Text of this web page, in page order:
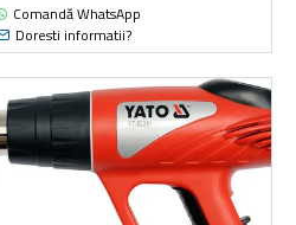
Comandă WhatsApp
Doresti informatii?